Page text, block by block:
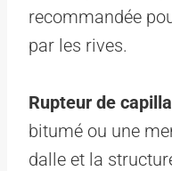
recommandée
par les rives.
Rupteur de
bitumé ou une
dalle et la